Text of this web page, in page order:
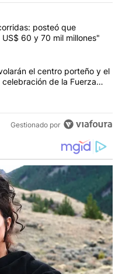
más comentarios en los
"Milei, listo para 'atajar'
posteó que
60 y 70 mil millones"
"Los aviones F 16
el centro porteño y el
de la Fuerza
Gestionado por